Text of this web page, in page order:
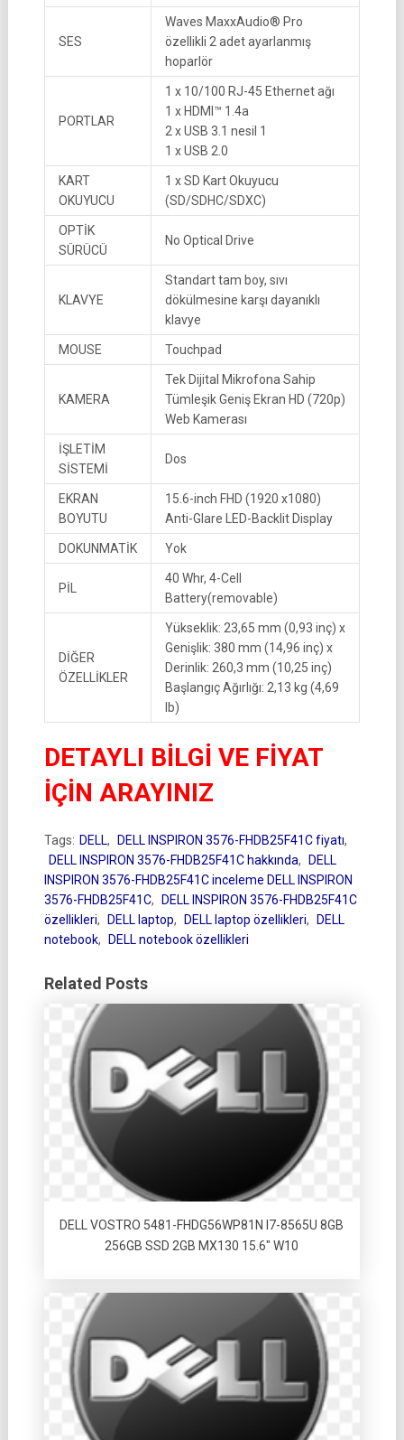
SES
Waves MaxxAudio® Pro
özellikli 2 adet ayarlanmış
hoparlör
PORTLAR
1 x 10/100 RJ-45 Ethernet ağı
1 x HDMI™ 1.4a
2 x USB 3.1 nesil 1
1 x USB 2.0
KART
OKUYUCU
1 x SD Kart Okuyucu
(SD/SDHC/SDXC)
OPTİK
SÜRÜCÜ
No Optical Drive
KLAVYE
Standart tam boy, sıvı
dökülmesine karşı dayanıklı
klavye
MOUSE Touchpad
KAMERA
Tek Dijital Mikrofona Sahip
Tümleşik Geniş Ekran HD (720p)
Web Kamerası
İŞLETİM
SİSTEMİ
Dos
EKRAN
BOYUTU
15.6-inch FHD (1920 x1080)
Anti-Glare LED-Backlit Display
DOKUNMATİK Yok
PİL
40 Whr, 4-Cell
Battery(removable)
DİĞER
ÖZELLİKLER
Yükseklik: 23,65 mm (0,93 inç) x
Genişlik: 380 mm (14,96 inç) x
Derinlik: 260,3 mm (10,25 inç)
Başlangıç Ağırlığı: 2,13 kg (4,69
lb)
DETAYLI BİLGİ VE FİYAT
İÇİN ARAYINIZ
Tags: DELL, DELL INSPIRON 3576-FHDB25F41C fiyatı,
DELL INSPIRON 3576-FHDB25F41C hakkında,
DELL
INSPIRON 3576-FHDB25F41C inceleme DELL INSPIRON
3576-FHDB25F41C,
DELL INSPIRON 3576-FHDB25F41C
özellikleri, DELL laptop, DELL laptop özellikleri,
DELL
notebook, DELL notebook özellikleri
Related Posts
DELL VOSTRO 5481-FHDG56WP81N I7-8565U 8GB
256GB SSD 2GB MX130 15.6″ W10